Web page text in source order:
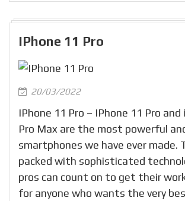
IPhone 11 Pro
20/03/2022
IPhone 11 Pro – IPhone 11 Pro and
Pro Max are the most powerful
smartphones we have ever made.
packed with sophisticated
pros can count on to get their
for anyone who wants the very